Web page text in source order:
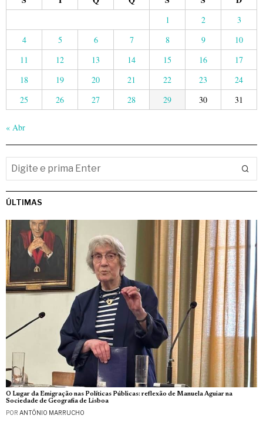
1 2
3
4
5 6 7 8 9
10
11
12 13 14 15 16
17
18
19 20 21 22 23
24
25
26 27 28 29 30 31
« Abr
ÚLTIMAS
O Lugar da Emigração nas Políticas Públicas: reflexão de Manuela Aguiar na
Sociedade de Geografia de Lisboa
POR ANTÓNIO MARRUCHO